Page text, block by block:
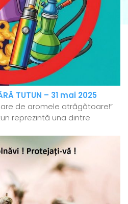
TUTUN – 31 mai 2025
de aromele atrăgătoare!”
reprezintă una dintre